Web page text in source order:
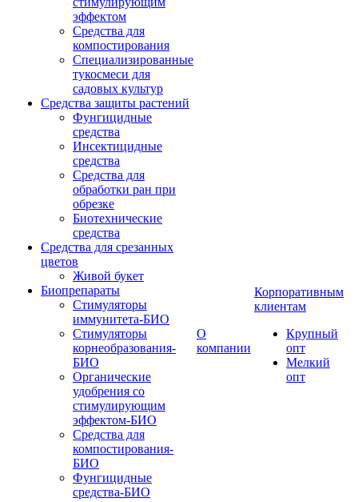
эффектом
Средства для
компостирования
Специализированные
тукосмеси для
садовых культур
Средства защиты растений
Фунгицидные
средства
Инсектицидные
средства
Средства для
обработки ран при
обрезке
Биотехнические
средства
Средства для срезанных
цветов
Живой букет
Биопрепараты
Стимуляторы
иммунитета-БИО
Стимуляторы
корнеобразования-
БИО
Органические
удобрения со
стимулирующим
эффектом-БИО
Средства для
компостирования-
БИО
Фунгицидные
средства-БИО
О
компании
Корпоративным
клиентам
Крупный
опт
Мелкий
опт